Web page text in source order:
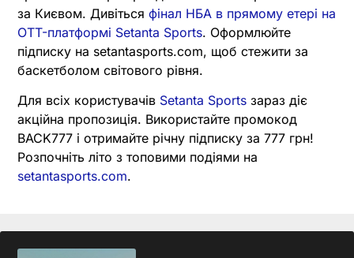
за Києвом. Дивіться фінал НБА в прямому етері на
OTT-платформі Setanta Sports. Оформлюйте
підписку на setantasports.com, щоб стежити за
баскетболом світового рівня.
Для всіх користувачів Setanta Sports зараз діє
акційна пропозиція. Використайте промокод
BACK777 і отримайте річну підписку за 777 грн!
Розпочніть літо з топовими подіями на
setantasports.com.